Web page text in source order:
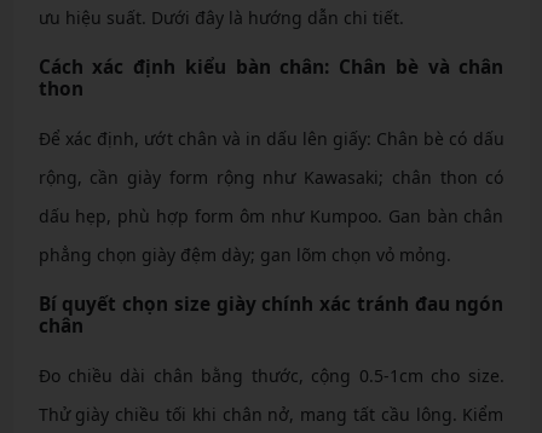
ưu hiệu suất. Dưới đây là hướng dẫn chi tiết.
Cách xác định kiểu bàn chân: Chân bè và chân
thon
Để xác định, ướt chân và in dấu lên giấy: Chân bè có dấu
rộng, cần giày form rộng như Kawasaki; chân thon có
dấu hẹp, phù hợp form ôm như Kumpoo. Gan bàn chân
phẳng chọn giày đệm dày; gan lõm chọn vỏ mỏng.
Bí quyết chọn size giày chính xác tránh đau ngón
chân
Đo chiều dài chân bằng thước, cộng 0.5-1cm cho size.
Thử giày chiều tối khi chân nở, mang tất cầu lông. Kiểm